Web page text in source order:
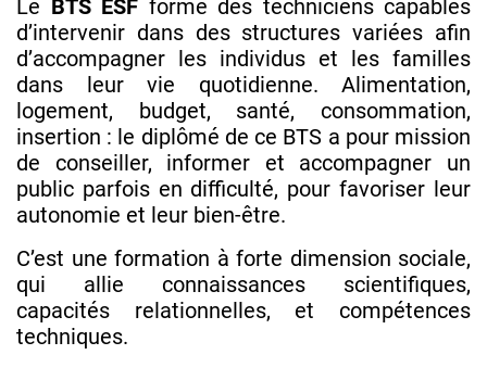
Le BTS ESF forme des techniciens capables
d’intervenir dans des structures variées afin
d’accompagner les individus et les familles
dans leur vie quotidienne. Alimentation,
logement, budget, santé, consommation,
insertion : le diplômé de ce BTS a pour mission
de conseiller, informer et accompagner un
public parfois en difficulté, pour favoriser leur
autonomie et leur bien-être.
C’est une formation à forte dimension sociale,
qui allie connaissances scientifiques,
capacités relationnelles, et compétences
techniques.